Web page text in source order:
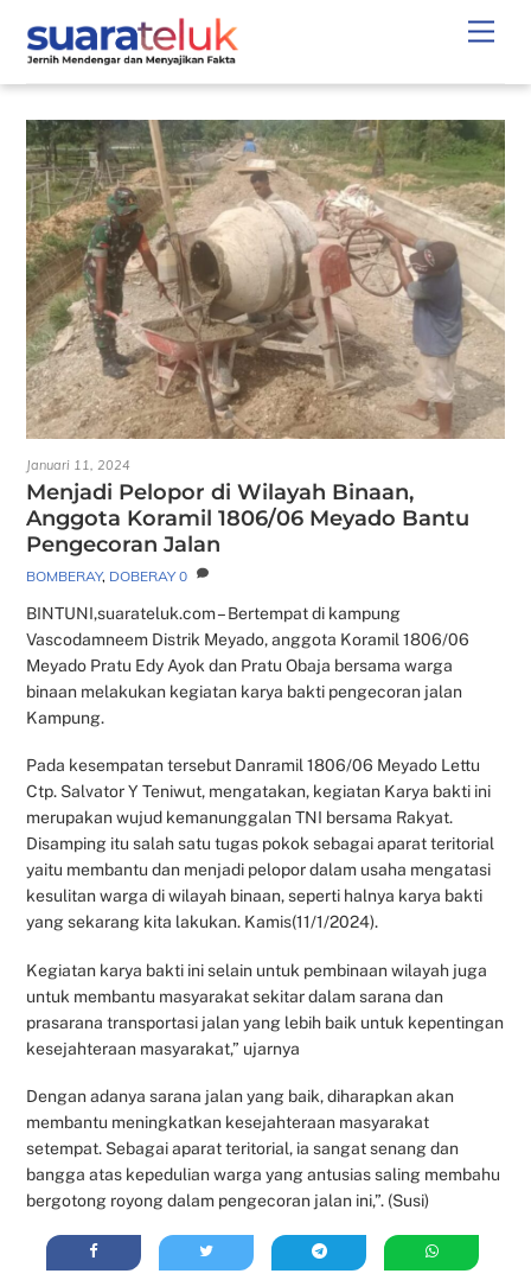
content
Januari 11, 2024
Menjadi Pelopor di Wilayah Binaan,
Anggota Koramil 1806/06 Meyado Bantu
Pengecoran Jalan
BOMBERAY, DOBERAY 0
BINTUNI,suarateluk.com – Bertempat di kampung
Vascodamneem Distrik Meyado, anggota Koramil 1806/06
Meyado Pratu Edy Ayok dan Pratu Obaja bersama warga
binaan melakukan kegiatan karya bakti pengecoran jalan
Kampung.
Pada kesempatan tersebut Danramil 1806/06 Meyado Lettu
Ctp. Salvator Y Teniwut, mengatakan, kegiatan Karya bakti ini
merupakan wujud kemanunggalan TNI bersama Rakyat.
Disamping itu salah satu tugas pokok sebagai aparat teritorial
yaitu membantu dan menjadi pelopor dalam usaha mengatasi
kesulitan warga di wilayah binaan, seperti halnya karya bakti
yang sekarang kita lakukan. Kamis(11/1/2024).
Kegiatan karya bakti ini selain untuk pembinaan wilayah juga
untuk membantu masyarakat sekitar dalam sarana dan
prasarana transportasi jalan yang lebih baik untuk kepentingan
kesejahteraan masyarakat,” ujarnya
Dengan adanya sarana jalan yang baik, diharapkan akan
membantu meningkatkan kesejahteraan masyarakat
setempat. Sebagai aparat teritorial, ia sangat senang dan
bangga atas kepedulian warga yang antusias saling membahu
bergotong royong dalam pengecoran jalan ini,”. (Susi)